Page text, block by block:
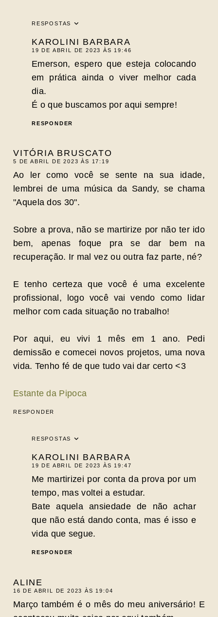
RESPOSTAS
KAROLINI BARBARA
19 DE ABRIL DE 2023 ÀS 19:46
Emerson, espero que esteja colocando
em prática ainda o viver melhor cada
dia.
É o que buscamos por aqui sempre!
RESPONDER
VITÓRIA BRUSCATO
5 DE ABRIL DE 2023 ÀS 17:19
Ao ler como você se sente na sua idade,
lembrei de uma música da Sandy, se chama
"Aquela dos 30".
Sobre a prova, não se martirize por não ter ido
bem, apenas foque pra se dar bem na
recuperação. Ir mal vez ou outra faz parte, né?
E tenho certeza que você é uma excelente
profissional, logo você vai vendo como lidar
melhor com cada situação no trabalho!
Por aqui, eu vivi 1 mês em 1 ano. Pedi
demissão e comecei novos projetos, uma nova
vida. Tenho fé de que tudo vai dar certo <3
Estante da Pipoca
RESPONDER
RESPOSTAS
KAROLINI BARBARA
19 DE ABRIL DE 2023 ÀS 19:47
Me martirizei por conta da prova por um
tempo, mas voltei a estudar.
Bate aquela ansiedade de não achar
que não está dando conta, mas é isso e
vida que segue.
RESPONDER
ALINE
16 DE ABRIL DE 2023 ÀS 19:04
Março também é o mês do meu aniversário! E